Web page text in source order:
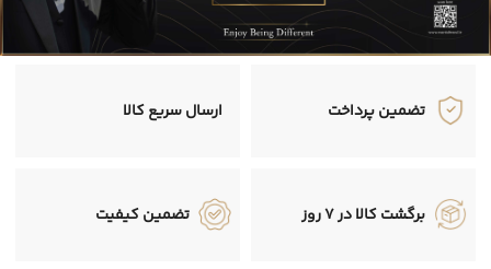
تضمین پرداخت ارسال سریع کالا
برگشت کالا در 7 روز تضمین کیفیت